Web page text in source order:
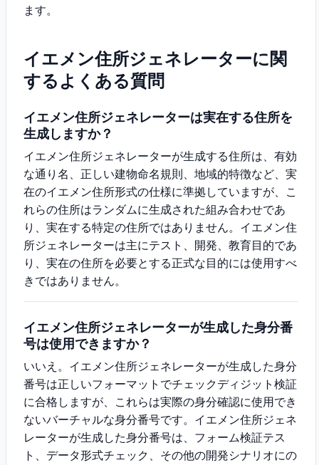
ます。
イエメン住所ジェネレーターに関
するよくある質問
イエメン住所ジェネレーターは実在する住所を
生成しますか？
イエメン住所ジェネレーターが生成する住所は、有効
な通り名、正しい建物命名規則、地域的特徴など、実
在のイエメン住所形式の仕様に準拠していますが、こ
れらの住所はランダムに生成された組み合わせであ
り、実在する特定の住所ではありません。イエメン住
所ジェネレーターは主にテスト、開発、教育目的であ
り、実在の住所を必要とする正式な目的には使用すべ
きではありません。
イエメン住所ジェネレーターが生成した身分番
号は使用できますか？
いいえ。イエメン住所ジェネレーターが生成した身分
番号は正しいフォーマットでチェックディジット検証
に合格しますが、これらは実際の身分確認に使用でき
ないバーチャルな身分番号です。イエメン住所ジェネ
レーターが生成した身分番号は、フォーム検証テス
ト、データ形式チェック、その他の開発シナリオにの